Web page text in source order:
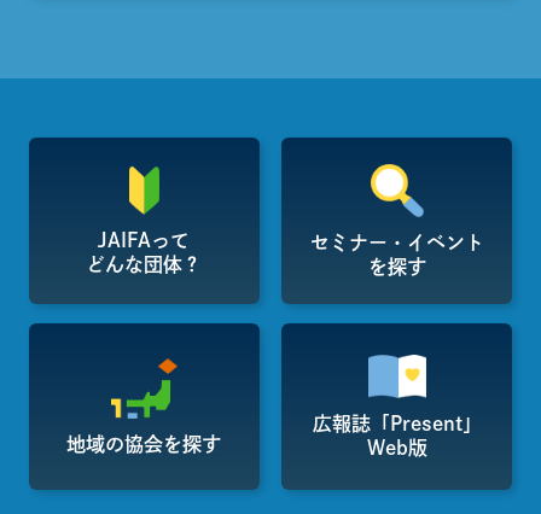
JAIFAって
どんな団体？
セミナー・イベント
を探す
地域の協会を探す
広報誌「Present」
Web版